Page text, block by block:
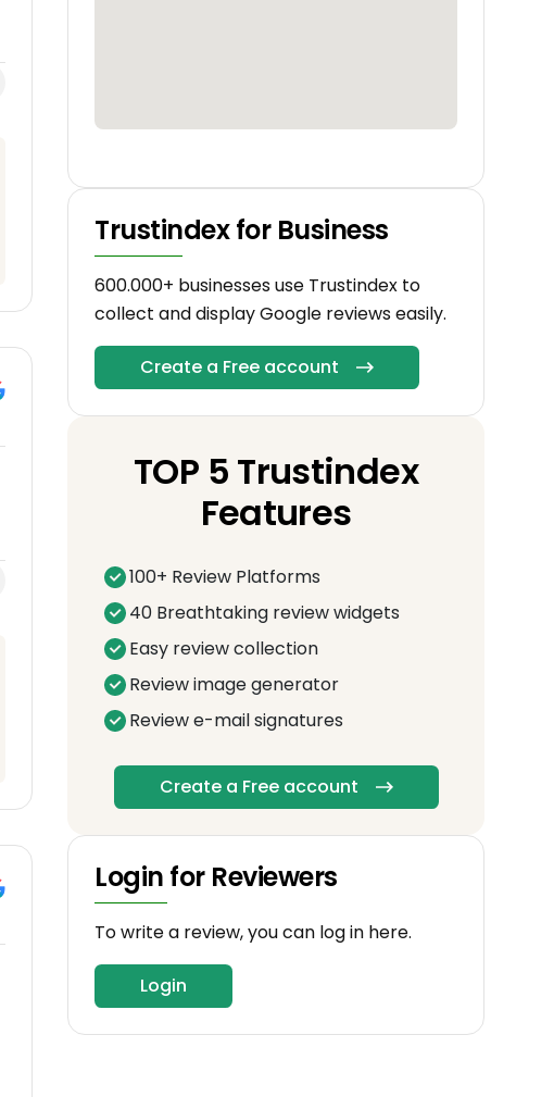
Trustindex for Business
600.000+ businesses use Trustindex to
collect and display Google reviews easily.
Create a Free account
TOP 5 Trustindex
Features
100+ Review Platforms
40 Breathtaking review widgets
Easy review collection
Review image generator
Review e-mail signatures
Create a Free account
Login for Reviewers
To write a review, you can log in here.
Login